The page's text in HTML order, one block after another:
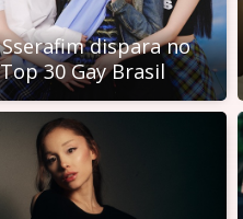
dispara no
Top 30 Gay Brasil